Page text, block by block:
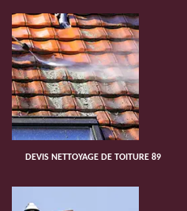
DEVIS NETTOYAGE DE TOITURE 89